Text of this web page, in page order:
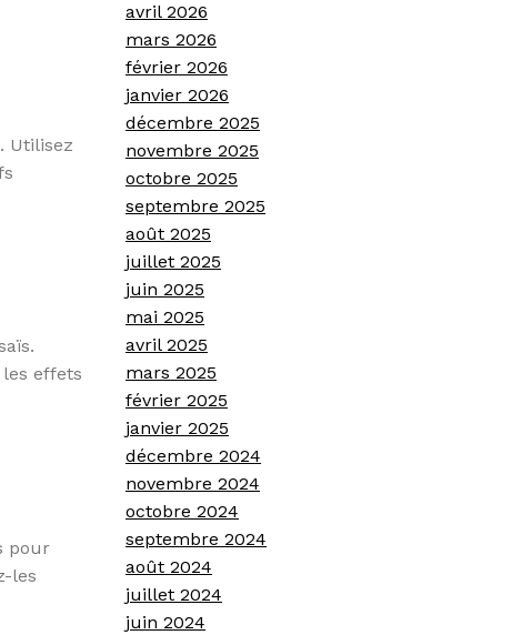
Utilisez
effets
pour
les
avril 2026
mars 2026
février 2026
janvier 2026
décembre 2025
novembre 2025
octobre 2025
septembre 2025
août 2025
juillet 2025
juin 2025
mai 2025
avril 2025
mars 2025
février 2025
janvier 2025
décembre 2024
novembre 2024
octobre 2024
septembre 2024
août 2024
juillet 2024
juin 2024